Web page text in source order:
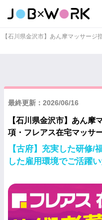
【石川県金沢市】あん摩マッサー
最終更新：2026/06/16
【石川県金沢市】あん摩
項・フレアス在宅マッサ
【古府】充実した研修
した雇用環境でご活躍